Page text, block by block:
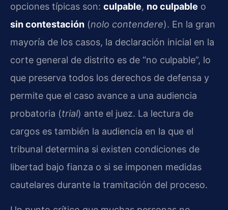
opciones típicas son: culpable, no culpable o
sin contestación (nolo contendere). En la gran
mayoría de los casos, la declaración inicial en la
corte general de distrito es de “no culpable”, lo
que preserva todos los derechos de defensa y
permite que el caso avance a una audiencia
probatoria (trial) ante el juez. La lectura de
cargos es también la audiencia en la que el
tribunal determina si existen condiciones de
libertad bajo fianza o si se imponen medidas
cautelares durante la tramitación del proceso.